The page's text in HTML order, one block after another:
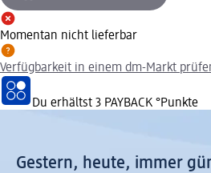
Momentan nicht lieferbar
Verfügbarkeit in einem dm-Markt
Du erhältst 3 PAYBACK °Punkte
Gestern, heute, immer